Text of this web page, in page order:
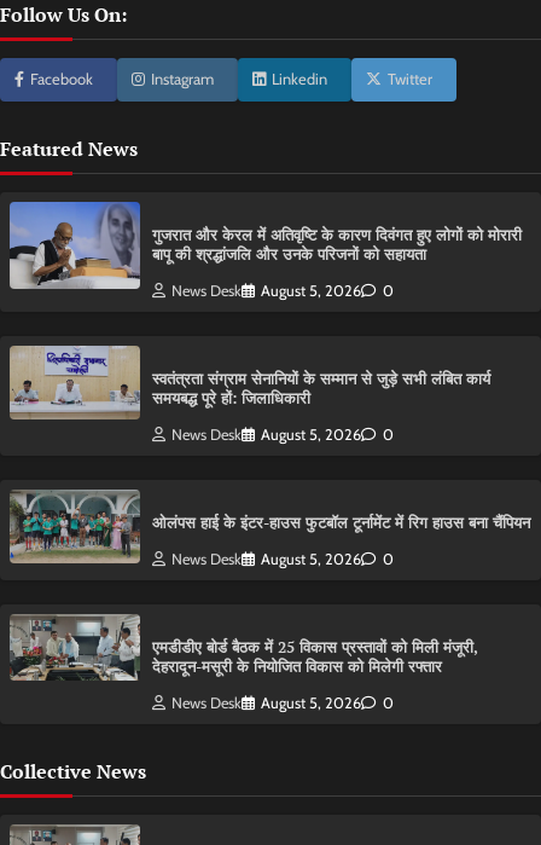
Follow Us On:
Facebook Instagram Linkedin Twitter
Featured News
गुजरात और केरल में अतिवृष्टि के कारण दिवंगत हुए लोगों को मोरारी
बापू की श्रद्धांजलि और उनके परिजनों को सहायता
News Desk August 5, 2026 0
स्वतंत्रता संग्राम सेनानियों के सम्मान से जुड़े सभी लंबित कार्य
समयबद्ध पूरे हों: जिलाधिकारी
News Desk August 5, 2026 0
ओलंपस हाई के इंटर-हाउस फुटबॉल टूर्नामेंट में रिग हाउस बना चैंपियन
News Desk August 5, 2026 0
एमडीडीए बोर्ड बैठक में 25 विकास प्रस्तावों को मिली मंजूरी,
देहरादून-मसूरी के नियोजित विकास को मिलेगी रफ्तार
News Desk August 5, 2026 0
Collective News